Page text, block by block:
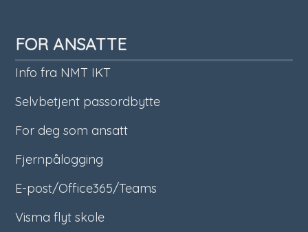
FOR ANSATTE
Info fra NMT IKT
Selvbetjent passordbytte
For deg som ansatt
Fjernpålogging
E-post/Office365/Teams
Visma flyt skole